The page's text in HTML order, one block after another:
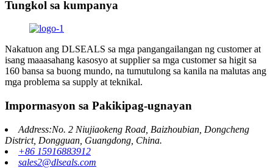
Tungkol sa kumpanya
Nakatuon ang DLSEALS sa mga pangangailangan ng customer at
isang maaasahang kasosyo at supplier sa mga customer sa higit sa
160 bansa sa buong mundo, na tumutulong sa kanila na malutas ang
mga problema sa supply at teknikal.
Impormasyon sa Pakikipag-ugnayan
Address:No. 2 Niujiaokeng Road, Baizhoubian, Dongcheng
District, Dongguan, Guangdong, China.
+86 15916883912
sales2@dlseals.com